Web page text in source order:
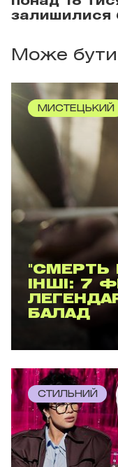
залишилися
Може бути
МИСТЕЦЬКИЙ
"СМЕРТЬ
ІНШІ: 7
БАЛАД
СТИЛЬНИЙ